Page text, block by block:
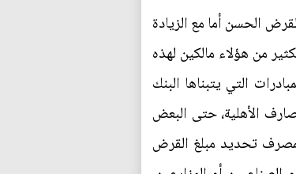
الحسن أما مع الزيادة
من هؤلاء مالكين لهذه
التي يتبناها البنك
الأهلية، حتى البعض
تحديد مبلغ القرض